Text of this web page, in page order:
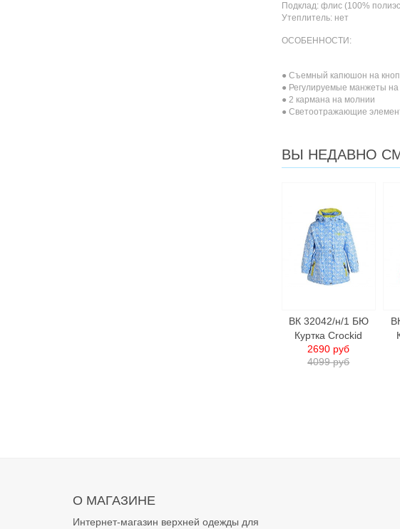
Подклад: флис (100%
Утеплитель: нет
ОСОБЕННОСТИ:
● Съемный капюшон на
● Регулируемые манжеты на
● 2 кармана на молнии
● Светоотражающие
ВЫ НЕДАВНО
ВК 32042/н/1 БЮ
Куртка Crockid
4099 руб
2690 руб
О МАГАЗИНЕ
Интернет-магазин верхней одежды для